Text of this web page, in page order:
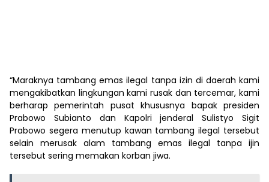
“Maraknya tambang emas ilegal tanpa izin di daerah kami
mengakibatkan lingkungan kami rusak dan tercemar, kami
berharap pemerintah pusat khususnya bapak presiden
Prabowo Subianto dan Kapolri jenderal Sulistyo Sigit
Prabowo segera menutup kawan tambang ilegal tersebut
selain merusak alam tambang emas ilegal tanpa ijin
tersebut sering memakan korban jiwa.